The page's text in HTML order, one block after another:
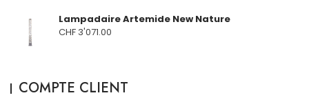
Lampadaire Artemide New Nature
CHF 3'071.00
COMPTE CLIENT